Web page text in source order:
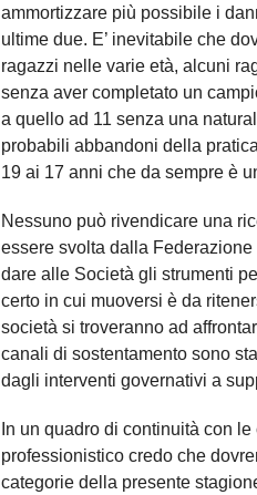
ammortizzare più possibile i
ultime due. E’ inevitabile che
ragazzi nelle varie età, alcuni
senza aver completato un
a quello ad 11 senza una
probabili abbandoni della
19 ai 17 anni che da sempre è
Nessuno può rivendicare una
essere svolta dalla
dare alle Società gli strumenti
certo in cui muoversi è da
società si troveranno ad
canali di sostentamento sono
dagli interventi governativi a
In un quadro di continuità con
professionistico credo che
categorie della presente